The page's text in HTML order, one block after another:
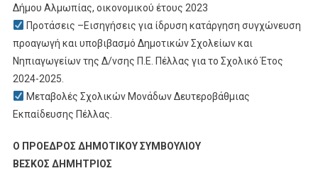
Δήμου Αλμωπίας, οικονομικού έτους 2023
Προτάσεις –Εισηγήσεις για ίδρυση κατάργηση συγχώνευση
προαγωγή και υποβιβασμό Δημοτικών Σχολείων και
Νηπιαγωγείων της Δ/νσης Π.Ε. Πέλλας για το Σχολικό Έτος
2024-2025.
Μεταβολές Σχολικών Μονάδων Δευτεροβάθμιας
Εκπαίδευσης Πέλλας.
Ο ΠΡΟΕΔΡΟΣ ΔΗΜΟΤΙΚΟΥ ΣΥΜΒΟΥΛΙΟΥ
ΒΕΣΚΟΣ ΔΗΜΗΤΡΙΟΣ